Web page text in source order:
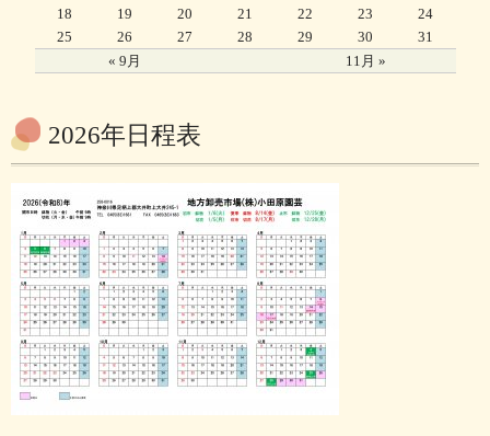
« 9月 11月 »
18
19 20 21 22 23
24
25
26 27 28 29 30 31
2026年日程表